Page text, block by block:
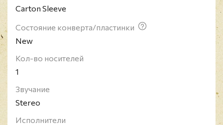
Carton Sleeve
Состояние конверта/пластинки
New
Кол-во носителей
1
Звучание
Stereo
Исполнители